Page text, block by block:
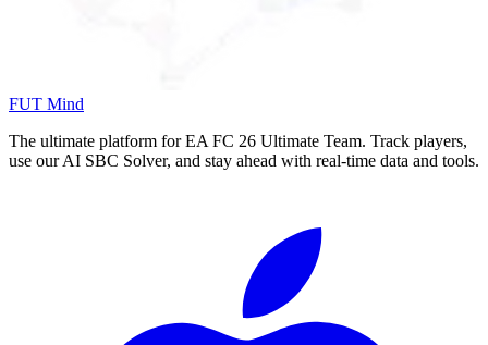
FUT Mind
The ultimate platform for EA FC 26 Ultimate Team. Track players,
use our AI SBC Solver, and stay ahead with real-time data and tools.